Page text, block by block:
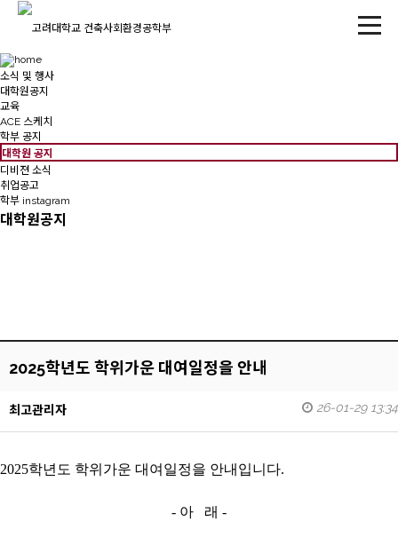
소식 및 행사
대학원공지
교육
ACE 스케치
학부 공지
대학원 공지
디비젼 소식
취업공고
학부 instagram
대학원공지
2025학년도 학위가운 대여일정을 안내
최고관리자 26-01-29 13:34
2025학년도 학위가운 대여일정을 안내입니다.
- 아 래 -